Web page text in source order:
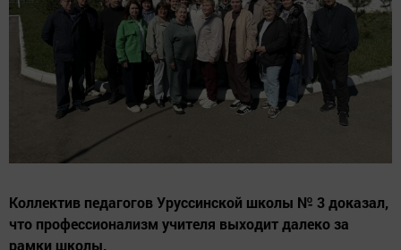
Коллектив педагогов Уруссинской школы № 3 доказал,
что профессионализм учителя выходит далеко за
рамки школы.